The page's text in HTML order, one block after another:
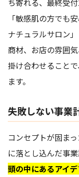
「敏感肌の方でも
ナチュラルサロン
商材、お店の雰囲
掛け合わせること
ます。
失敗しない事業
コンセプトが固ま
に落とし込んだ事
頭の中にあるアイ